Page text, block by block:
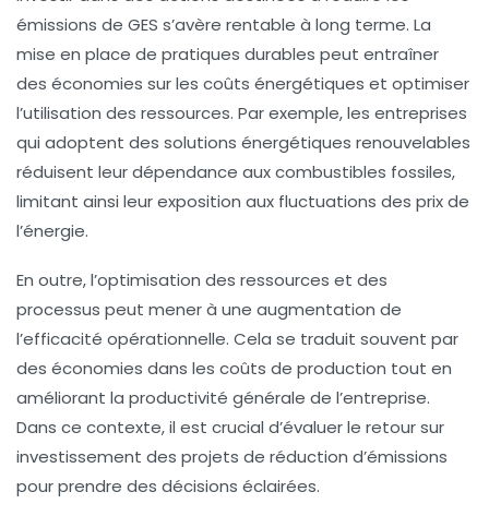
émissions de GES s’avère rentable à long terme. La
mise en place de pratiques durables peut entraîner
des économies sur les coûts énergétiques et optimiser
l’utilisation des ressources. Par exemple, les entreprises
qui adoptent des solutions énergétiques renouvelables
réduisent leur dépendance aux combustibles fossiles,
limitant ainsi leur exposition aux fluctuations des prix de
l’énergie.
En outre, l’optimisation des ressources et des
processus peut mener à une augmentation de
l’efficacité opérationnelle. Cela se traduit souvent par
des économies dans les coûts de production tout en
améliorant la productivité générale de l’entreprise.
Dans ce contexte, il est crucial d’évaluer le retour sur
investissement des projets de réduction d’émissions
pour prendre des décisions éclairées.